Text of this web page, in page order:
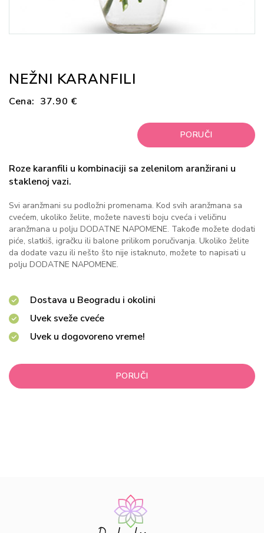
NEŽNI KARANFILI
Cena: 37.90 €
PORUČI
Roze karanfili u kombinaciji sa zelenilom aranžirani u
staklenoj vazi.
Svi aranžmani su podložni promenama. Kod svih aranžmana sa
cvećem, ukoliko želite, možete navesti boju cveća i veličinu
aranžmana u polju DODATNE NAPOMENE. Takođe možete dodati
piće, slatkiš, igračku ili balone prilikom poručivanja. Ukoliko želite
da dodate vazu ili nešto što nije istaknuto, možete to napisati u
polju DODATNE NAPOMENE.
Dostava u Beogradu i okolini
Uvek sveže cveće
Uvek u dogovoreno vreme!
PORUČI